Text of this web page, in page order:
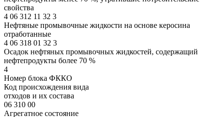
свойства
4 06 312 11 32 3
Нефтяные промывочные жидкости на основе керосина
отработанные
4 06 318 01 32 3
Осадок нефтяных промывочных жидкостей, содержащий
нефтепродукты более 70 %
4
Номер блока ФККО
Код происхождения вида
отходов и их состава
06 310 00
Агрегатное состояние